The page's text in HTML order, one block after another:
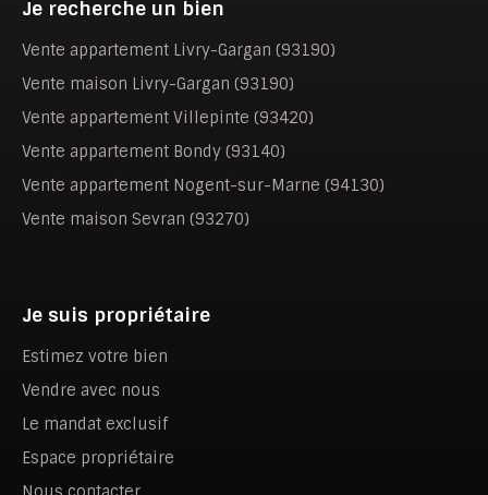
Je recherche un bien
Vente appartement Livry-Gargan (93190)
Vente maison Livry-Gargan (93190)
Vente appartement Villepinte (93420)
Vente appartement Bondy (93140)
Vente appartement Nogent-sur-Marne (94130)
Vente maison Sevran (93270)
Je suis propriétaire
Estimez votre bien
Vendre avec nous
Le mandat exclusif
Espace propriétaire